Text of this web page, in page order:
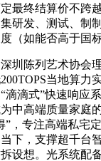
最终结算价不跨
研发、测试、制
（如能否高于国
陈列艺术协会
当地算力
滴滴式”快速响应
中高端质量家庭
”，专注高端私宅
下，支撑超千台
设想。光系统配